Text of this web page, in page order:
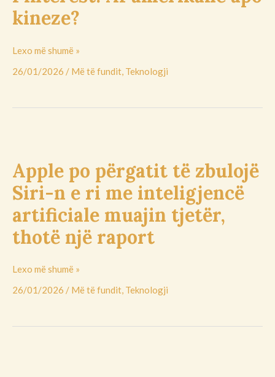
kineze?
Lexo më shumë »
26/01/2026 / Më të fundit, Teknologji
Apple po përgatit të zbulojë
Siri-n e ri me inteligjencë
artificiale muajin tjetër,
thotë një raport
përgatit
zbulojë
Siri-
n
e
me
inteligjencë
tjetër,
Lexo më shumë »
26/01/2026 / Më të fundit, Teknologji